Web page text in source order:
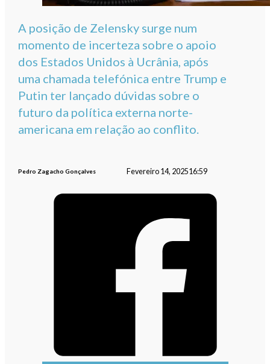
A posição de Zelensky surge num
momento de incerteza sobre o apoio
dos Estados Unidos à Ucrânia, após
uma chamada telefónica entre Trump e
Putin ter lançado dúvidas sobre o
futuro da política externa norte-
americana em relação ao conflito.
Pedro Zagacho Gonçalves Fevereiro 14, 202516:59